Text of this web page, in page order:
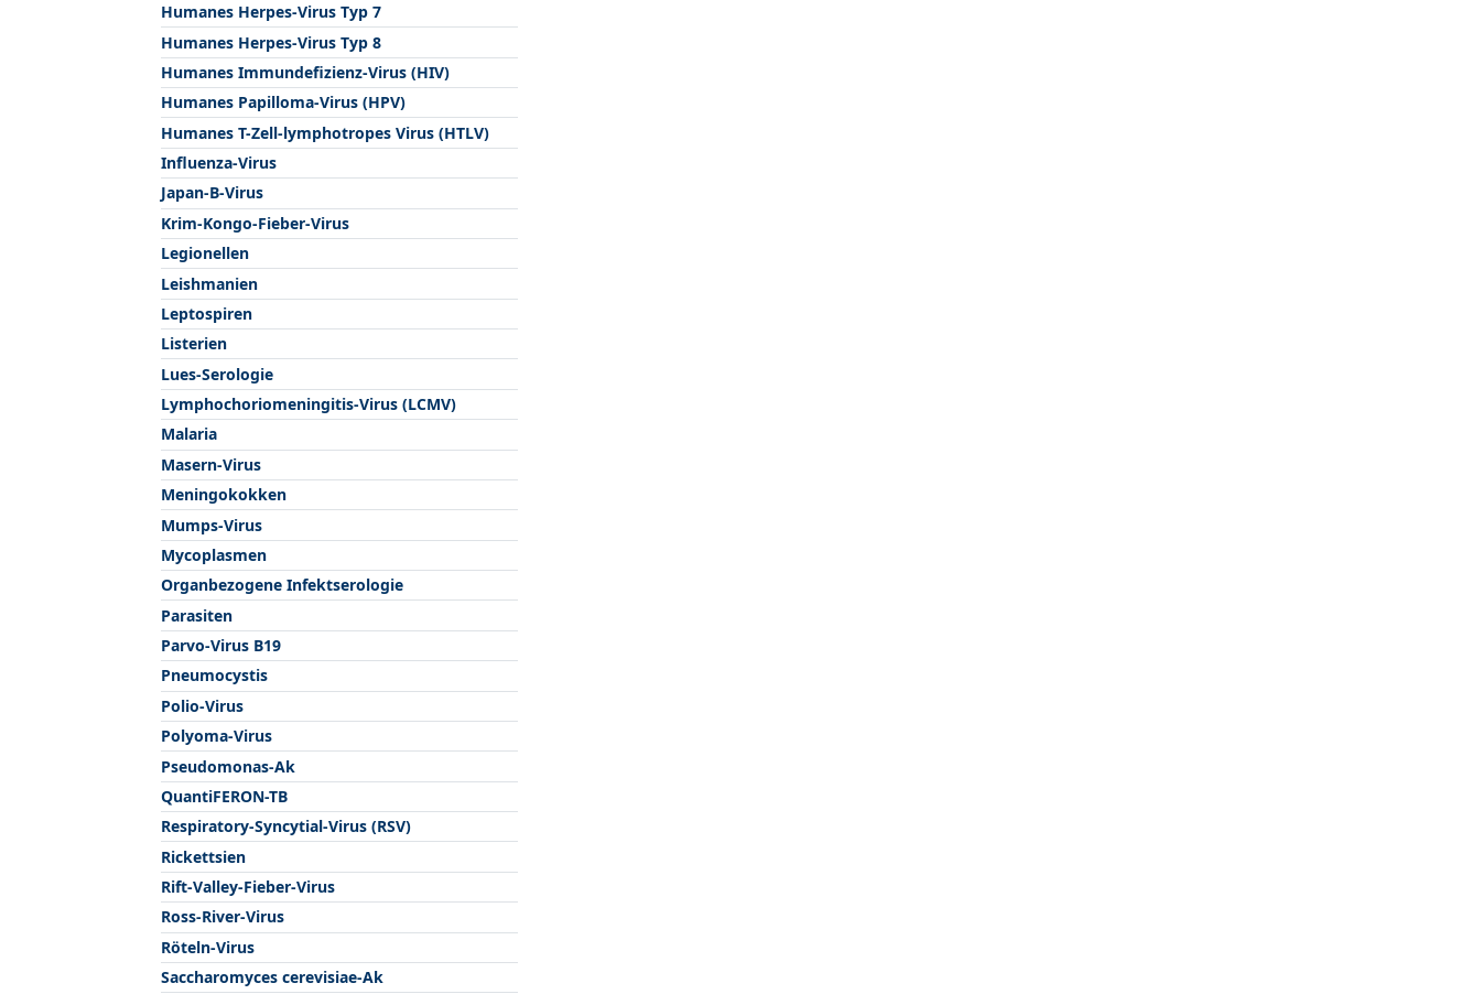
Humanes Herpes-Virus Typ 7
Humanes Herpes-Virus Typ 8
Humanes Immundefizienz-Virus (HIV)
Humanes Papilloma-Virus (HPV)
Humanes T-Zell-lymphotropes Virus (HTLV)
Influenza-Virus
Japan-B-Virus
Krim-Kongo-Fieber-Virus
Legionellen
Leishmanien
Leptospiren
Listerien
Lues-Serologie
Lymphochoriomeningitis-Virus (LCMV)
Malaria
Masern-Virus
Meningokokken
Mumps-Virus
Mycoplasmen
Organbezogene Infektserologie
Parasiten
Parvo-Virus B19
Pneumocystis
Polio-Virus
Polyoma-Virus
Pseudomonas-Ak
QuantiFERON-TB
Respiratory-Syncytial-Virus (RSV)
Rickettsien
Rift-Valley-Fieber-Virus
Ross-River-Virus
Röteln-Virus
Saccharomyces cerevisiae-Ak